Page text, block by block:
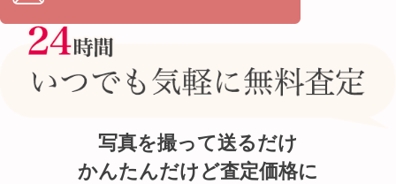
写真を撮って送るだけ
かんたんだけど査定価格に